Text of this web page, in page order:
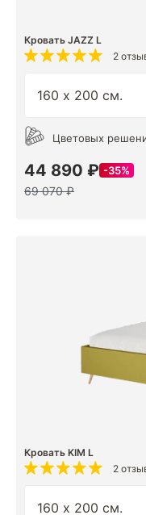
Кровать JAZZ L
2
Цветовых
44 890 ₽ 35%
69 070 ₽
Кровать KIM L
2